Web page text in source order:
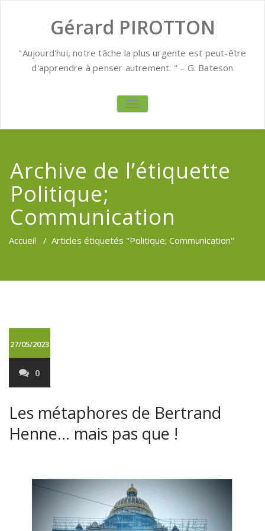
Gérard PIROTTON
"Aujourd'hui, notre tâche la plus urgente est peut-être
d'apprendre à penser autrement. " – G. Bateson
AFFICHER/MASQUER LA NAVIGATION
Archive de l’étiquette
Politique;
Communication
Accueil / Articles étiquetés "Politique; Communication"
27/05/2023
0
Les métaphores de Bertrand
Henne… mais pas que !